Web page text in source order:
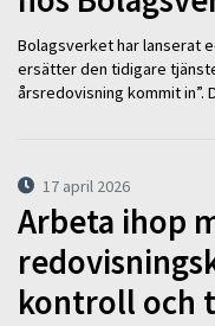
Bolagsverket har lanserat
ersätter den tidigare
årsredovisning kommit in”.
17 april 2026
Arbeta ihop
kontroll och